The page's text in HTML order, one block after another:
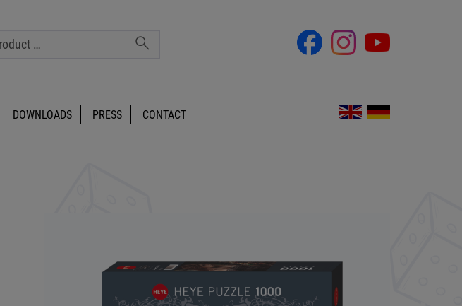
DOWNLOADS PRESS CONTACT